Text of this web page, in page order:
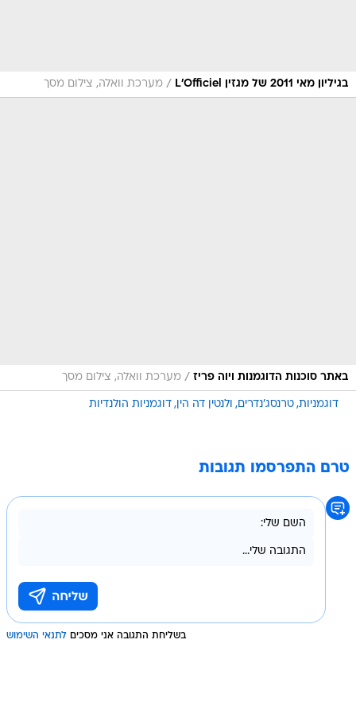
בגיליון מאי 2011 של מגזין L'Officiel / מערכת וואלה, צילום מסך
באתר סוכנות הדוגמנות ויוה פריז / מערכת וואלה, צילום מסך
דוגמניות טרנסג'נדרים ולנטין דה הין דוגמניות הולנדיות
טרם התפרסמו תגובות
בשליחת התגובה אני מסכים לתנאי השימוש